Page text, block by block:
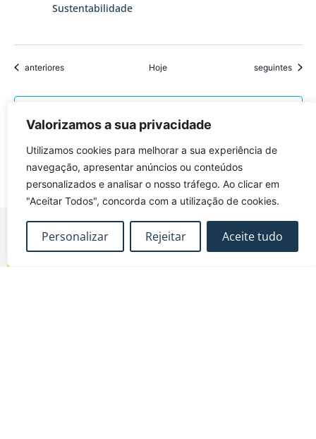
Valorizamos a sua privacidade
Utilizamos cookies para melhorar a sua experiência de
navegação, apresentar anúncios ou conteúdos
personalizados e analisar o nosso tráfego. Ao clicar em
"Aceitar Todos", concorda com a utilização de cookies.
Personalizar Rejeitar Aceite tudo
Sustentabilidade
Eventos
anteriores Hoje Eventos
seguintes